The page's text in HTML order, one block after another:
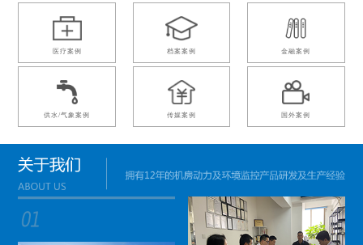
医疗案例 档案案例 金融案例
供水/气象案例 传媒案例 国外案例